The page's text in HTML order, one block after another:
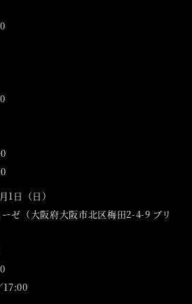
1日（日）
ゼ（大阪府大阪市北区梅田2-4-9 ブリ